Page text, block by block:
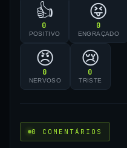
👍
0
POSITIVO
😝
0
ENGRAÇADO
😠
0
NERVOSO
😢
0
TRISTE
0 COMENTÁRIOS